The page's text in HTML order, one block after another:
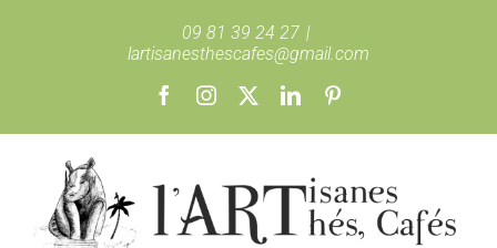
09 81 39 24 27 |
lartisanesthescafes@gmail.com
FacebookInstagram LinkedIn